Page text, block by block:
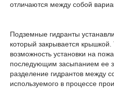
отличаются между собой
Подземные гидранты
который закрывается крышкой.
возможность установки на
последующим засыпанием ее
разделение гидрантов между
используемого в процессе